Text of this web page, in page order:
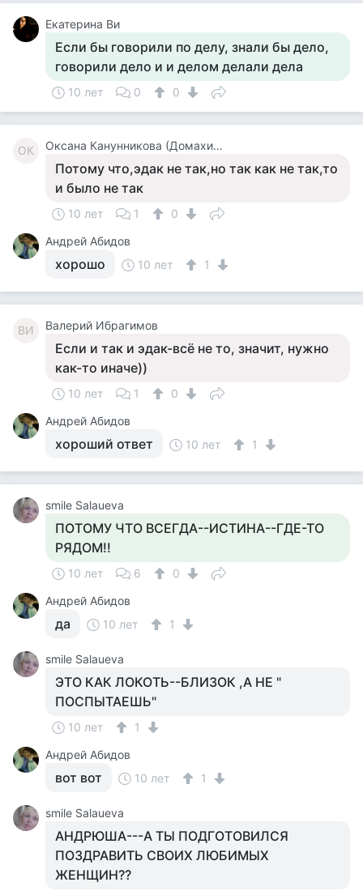
Екатерина Ви
Если бы говорили по делу, знали бы дело,
говорили дело и и делом делали дела
10 лет 0 0
ОК Оксана Канунникова (Домахина)
Потому что,эдак не так,но так как не так,то
и было не так
10 лет 1
0
Андрей Абидов
хорошо 10 лет 1
ВИ Валерий Ибрагимов
Если и так и эдак-всё не то, значит, нужно
как-то иначе))
10 лет 1
0
Андрей Абидов
хороший ответ 10 лет 1
smile Salaueva
ПОТОМУ ЧТО ВСЕГДА--ИСТИНА--ГДЕ-ТО
РЯДОМ!!
10 лет 6
0
Андрей Абидов
да 10 лет 1
smile Salaueva
ЭТО КАК ЛОКОТЬ--БЛИЗОК ,А НЕ "
ПОСПЫТАЕШЬ"
10 лет
1
Андрей Абидов
вот вот 10 лет 1
smile Salaueva
АНДРЮША---А ТЫ ПОДГОТОВИЛСЯ
ПОЗДРАВИТЬ СВОИХ ЛЮБИМЫХ
ЖЕНЩИН??